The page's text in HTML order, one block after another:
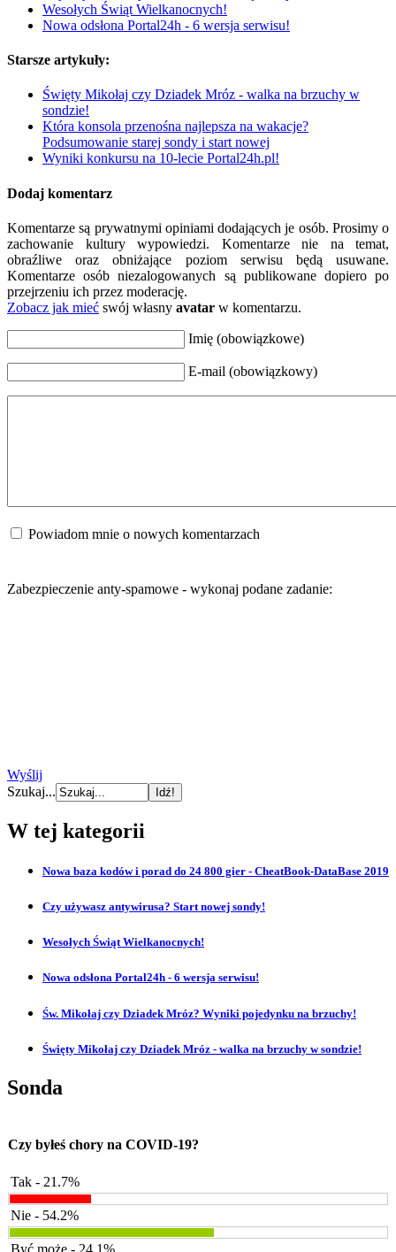
Wesołych Świąt Wielkanocnych!
Nowa odsłona Portal24h - 6 wersja serwisu!
Starsze artykuły:
Święty Mikołaj czy Dziadek Mróz - walka na brzuchy w
sondzie!
Która konsola przenośna najlepsza na wakacje?
Podsumowanie starej sondy i start nowej
Wyniki konkursu na 10-lecie Portal24h.pl!
Dodaj komentarz
Komentarze są prywatnymi opiniami dodających je osób. Prosimy o
zachowanie kultury wypowiedzi. Komentarze nie na temat,
obraźliwe oraz obniżające poziom serwisu będą usuwane.
Komentarze osób niezalogowanych są publikowane dopiero po
przejrzeniu ich przez moderację.
Zobacz jak mieć swój własny avatar w komentarzu.
Imię (obowiązkowe)
E-mail (obowiązkowy)
Powiadom mnie o nowych komentarzach
Zabezpieczenie anty-spamowe - wykonaj podane zadanie:
Wyślij
Szukaj...
W tej kategorii
Nowa baza kodów i porad do 24 800 gier - CheatBook-DataBase 2019
Czy używasz antywirusa? Start nowej sondy!
Wesołych Świąt Wielkanocnych!
Nowa odsłona Portal24h - 6 wersja serwisu!
Św. Mikołaj czy Dziadek Mróz? Wyniki pojedynku na brzuchy!
Święty Mikołaj czy Dziadek Mróz - walka na brzuchy w sondzie!
Sonda
Czy byłeś chory na COVID-19?
Tak - 21.7%
Nie - 54.2%